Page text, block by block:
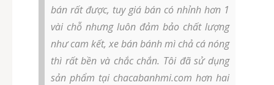
bán rất được, tuy giá bán có nhỉnh hơn 1
vài chỗ nhưng luôn đảm bảo chất lượng
như cam kết, xe bán bánh mì chả cá nóng
thì rất bền và chắc chắn. Tôi đã sử dụng
sản phẩm tại chacabanhmi.com hơn hai